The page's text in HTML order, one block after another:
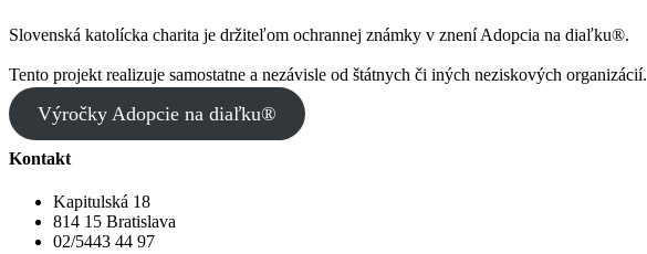
Slovenská katolícka charita je držiteľom ochrannej známky v znení Adopcia na diaľku®.
Tento projekt realizuje samostatne a nezávisle od štátnych či iných neziskových organizácií.
Výročky Adopcie na diaľku®
Kontakt
Kapitulská 18
814 15 Bratislava
02/5443 44 97